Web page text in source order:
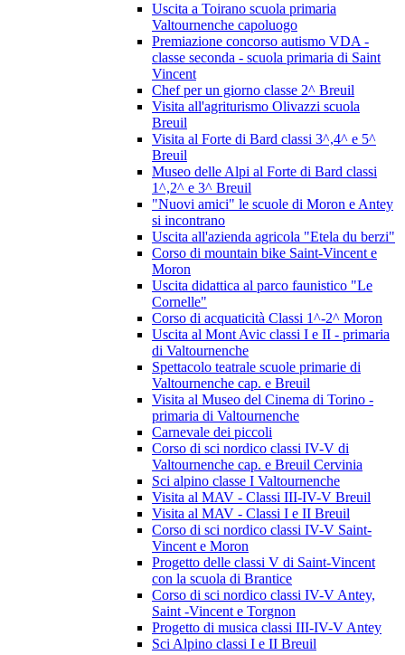
Uscita a Toirano scuola primaria
Valtournenche capoluogo
Premiazione concorso autismo VDA -
classe seconda - scuola primaria di Saint
Vincent
Chef per un giorno classe 2^ Breuil
Visita all'agriturismo Olivazzi scuola
Breuil
Visita al Forte di Bard classi 3^,4^ e 5^
Breuil
Museo delle Alpi al Forte di Bard classi
1^,2^ e 3^ Breuil
"Nuovi amici" le scuole di Moron e Antey
si incontrano
Uscita all'azienda agricola "Etela du berzi"
Corso di mountain bike Saint-Vincent e
Moron
Uscita didattica al parco faunistico "Le
Cornelle"
Corso di acquaticità Classi 1^-2^ Moron
Uscita al Mont Avic classi I e II - primaria
di Valtournenche
Spettacolo teatrale scuole primarie di
Valtournenche cap. e Breuil
Visita al Museo del Cinema di Torino -
primaria di Valtournenche
Carnevale dei piccoli
Corso di sci nordico classi IV-V di
Valtournenche cap. e Breuil Cervinia
Sci alpino classe I Valtournenche
Visita al MAV - Classi III-IV-V Breuil
Visita al MAV - Classi I e II Breuil
Corso di sci nordico classi IV-V Saint-
Vincent e Moron
Progetto delle classi V di Saint-Vincent
con la scuola di Brantice
Corso di sci nordico classi IV-V Antey,
Saint -Vincent e Torgnon
Progetto di musica classi III-IV-V Antey
Sci Alpino classi I e II Breuil